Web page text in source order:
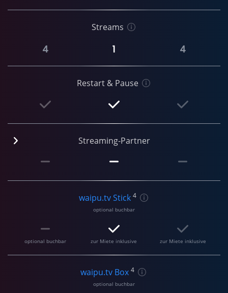
Streams
4 1 4
Restart & Pause
Streaming-Partner
waipu.tv Stick 4
optional buchbar
optional buchbar zur Miete inklusive zur Miete inklusive
waipu.tv Box 4
optional buchbar